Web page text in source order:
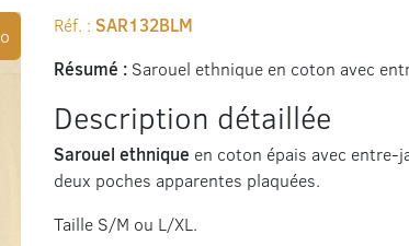
Réf. : SAR132BLM
Résumé : Sarouel ethnique en coton avec
Description détaillée
Sarouel ethnique en coton épais avec entre-
deux poches apparentes plaquées.
Taille S/M ou L/XL.